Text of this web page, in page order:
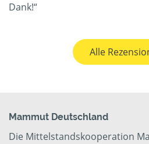
Dank!“
Alle
Mammut Deutschland
Die Mittelstandskooperation